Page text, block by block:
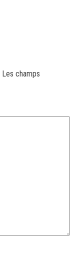
Les champs